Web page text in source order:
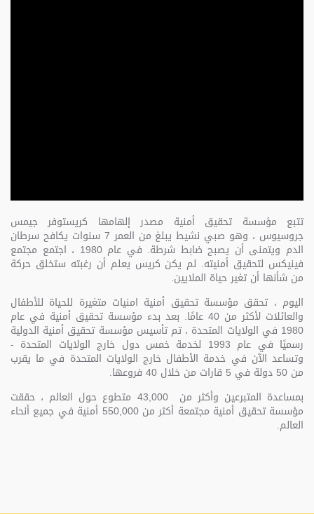
تتبع مؤسسة تحقيق أمنية مصدر إلهامها كريستوفر جيمس
جروسيوس ، وهو صبي نشيط يبلغ من العمر 7 سنوات يكافح سرطان
الدم ويتمنى أن يصبح ضابط شرطة. في عام 1980 ، اجتمع مجتمع
فينيكس لتحقيق أمنيته. لم يكن كريس يعلم أن رغبته ستخلق حركة
من شأنها أن تغير حياة الملايين.
اليوم ، تحقق مؤسسة تحقيق أمنية امنيات متغيرة للحياة للأطفال
والعائلات لأكثر من 40 عامًا. بعد بدء مؤسسة تحقيق أمنية في عام
1980 في الولايات المتحدة ، تم تأسيس مؤسسة تحقيق أمنية الدولية
رسميًا في عام 1993 لخدمة خمس دول خارج الولايات المتحدة -
وتساعد الآن في خدمة الأطفال خارج الولايات المتحدة في ما يقرب
من 50 دولة في 5 قارات من خلال 40 فروعها.
بمساعدة المتبرعين وأكثر من 43,000 متطوع حول العالم ، حققت
مؤسسة تحقيق أمنية مجتمعة أكثر من 550,000 أمنية في جميع أنحاء
العالم.